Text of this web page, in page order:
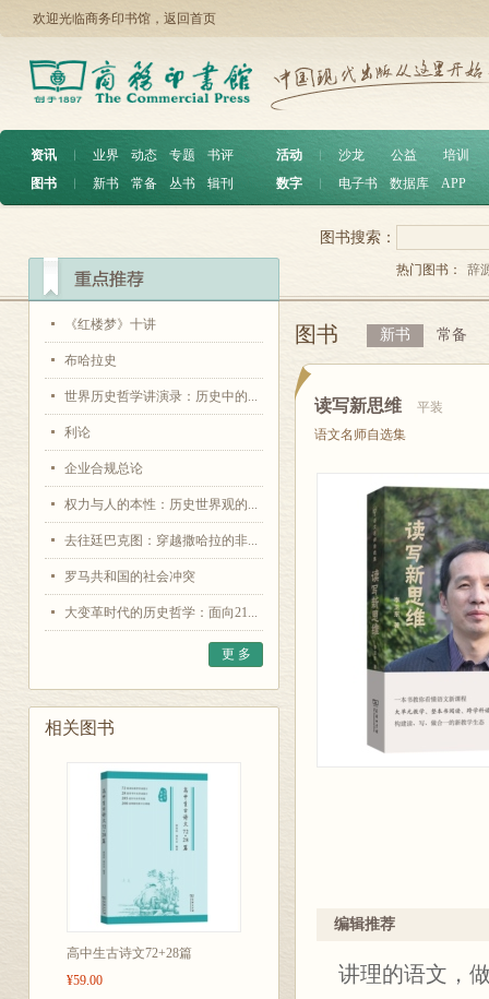
欢迎光临商务印书馆， 返回首页
资讯 ︱ 业界 动态 专题
书评
图书
︱ 新书 常备 丛书 辑刊
活动 沙龙 公益
培训
数字
电子书 数据库 APP
《红楼梦》十讲
布哈拉史
世界历史哲学讲演录：历史中的...
利论
企业合规总论
权力与人的本性：历史世界观的...
去往廷巴克图：穿越撒哈拉的非...
罗马共和国的社会冲突
大变革时代的历史哲学：面向21...
更 多
相关图书
高中生古诗文72+28篇
¥59.00
图书搜索：
热门图书： 辞
图书 新书 常备
读写新思维
平装
语文名师自选集
编辑推荐
讲理的语文，